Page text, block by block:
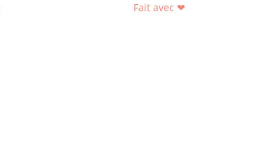
Fait avec ❤